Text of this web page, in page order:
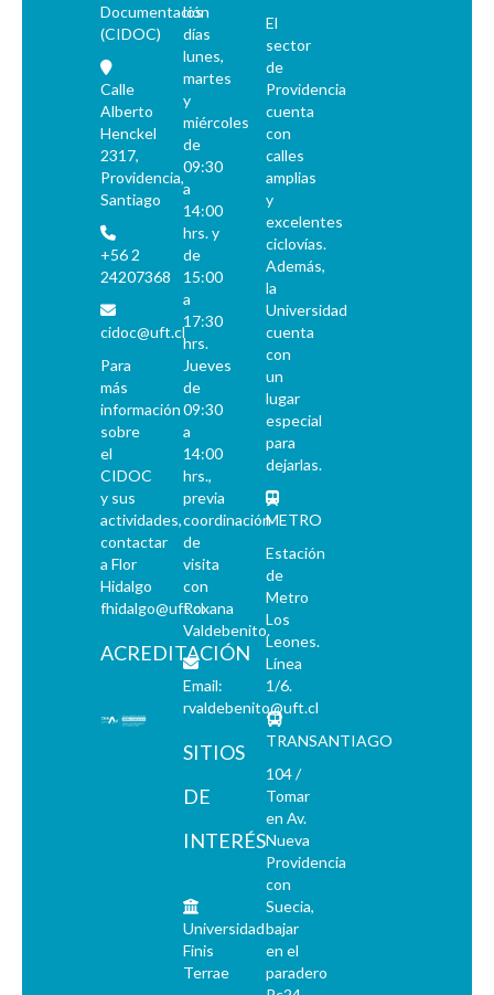
Documentación
(CIDOC)
Calle
Alberto
Henckel
2317,
Providencia,
Santiago
+56 2
24207368
cidoc@uft.cl
Para
más
información
sobre
el
CIDOC
y sus
actividades,
contactar
a Flor
Hidalgo
fhidalgo@uft.cl
ACREDITACIÓN
los
días
lunes,
martes
y
miércoles
de
09:30
a
14:00
hrs. y
de
15:00
a
17:30
hrs.
Jueves
de
09:30
a
14:00
hrs.,
previa
coordinación
de
visita
con
Roxana
Valdebenito.
Email:
rvaldebenito@uft.cl
SITIOS
DE
INTERÉS
Universidad
Finis
Terrae
El
sector
de
Providencia
cuenta
con
calles
amplias
y
excelentes
ciclovías.
Además,
la
Universidad
cuenta
con
un
lugar
especial
para
dejarlas.
METRO
Estación
de
Metro
Los
Leones.
Línea
1/6.
TRANSANTIAGO
104 /
Tomar
en Av.
Nueva
Providencia
con
Suecia,
bajar
en el
paradero